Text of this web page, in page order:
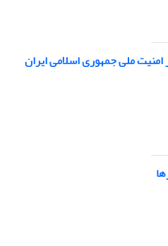
ملی جمهوری اسلامی ایران